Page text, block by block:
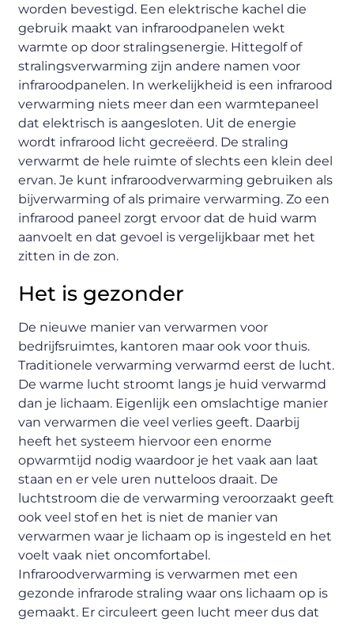
worden bevestigd. Een elektrische kachel die
gebruik maakt van infraroodpanelen wekt
warmte op door stralingsenergie. Hittegolf of
stralingsverwarming zijn andere namen voor
infraroodpanelen. In werkelijkheid is een infrarood
verwarming niets meer dan een warmtepaneel
dat elektrisch is aangesloten. Uit de energie
wordt infrarood licht gecreëerd. De straling
verwarmt de hele ruimte of slechts een klein deel
ervan. Je kunt infraroodverwarming gebruiken als
bijverwarming of als primaire verwarming. Zo een
infrarood paneel zorgt ervoor dat de huid warm
aanvoelt en dat gevoel is vergelijkbaar met het
zitten in de zon.
Het is gezonder
De nieuwe manier van verwarmen voor
bedrijfsruimtes, kantoren maar ook voor thuis.
Traditionele verwarming verwarmd eerst de lucht.
De warme lucht stroomt langs je huid verwarmd
dan je lichaam. Eigenlijk een omslachtige manier
van verwarmen die veel verlies geeft. Daarbij
heeft het systeem hiervoor een enorme
opwarmtijd nodig waardoor je het vaak aan laat
staan en er vele uren nutteloos draait. De
luchtstroom die de verwarming veroorzaakt geeft
ook veel stof en het is niet de manier van
verwarmen waar je lichaam op is ingesteld en het
voelt vaak niet oncomfortabel.
Infraroodverwarming is verwarmen met een
gezonde infrarode straling waar ons lichaam op is
gemaakt. Er circuleert geen lucht meer dus dat